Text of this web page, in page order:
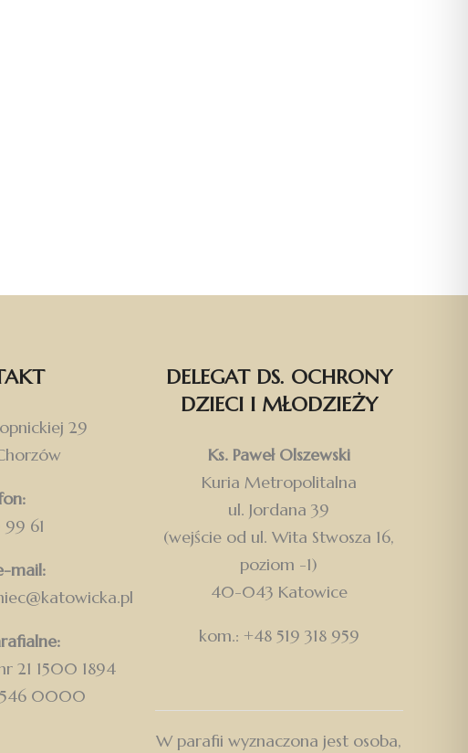
29
61
mail:
21 1500 1894
0000
DELEGAT DS. OCHRONY
DZIECI I MŁODZIEŻY
Ks. Paweł Olszewski
Kuria Metropolitalna
ul. Jordana 39
(wejście od ul. Wita Stwosza 16,
poziom -1)
40-043 Katowice
kom.: +48 519 318 959
W parafii wyznaczona jest osoba,